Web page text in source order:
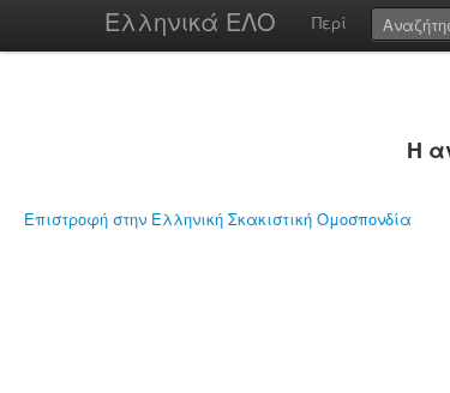
Ελληνικά ΕΛΟ Περί
Η
Επιστροφή στην Ελληνική Σκακιστική Ομοσπονδία